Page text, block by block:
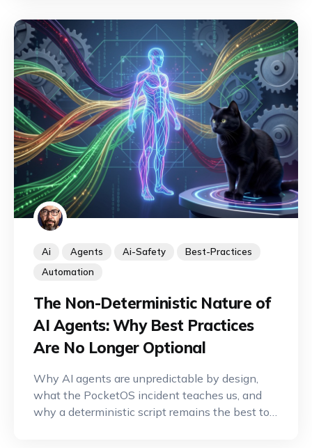
Ai Agents Ai-Safety
Best-Practices
Automation
The Non-Deterministic Nature of
AI Agents: Why Best Practices
Are No Longer Optional
Why AI agents are unpredictable by design,
what the PocketOS incident teaches us, and
why a deterministic script remains the best tool